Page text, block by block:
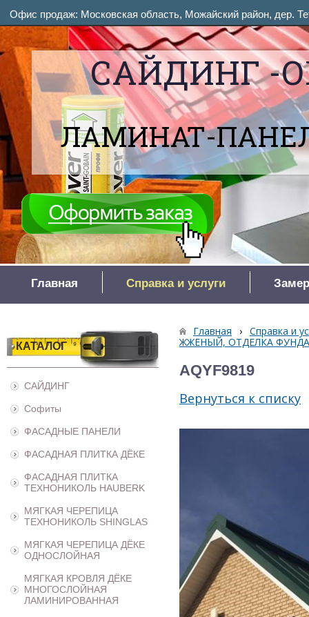
САЙДИНГ -
ЛАМИНАТ-
Офис продаж: Московская область, Можайский район, дер.
Главная Справка и услуги
КАТАЛОГ
САЙДИНГ
Софиты
ФАСАДНЫЕ ПАНЕЛИ
ФАСАДНАЯ ПЛИТКА ДЁКЕ
ФАСАДНАЯ ПЛИТКА
ТЕХНОНИКОЛЬ HAUBERK
МЯГКАЯ ЧЕРЕПИЦА
ТЕХНОНИКОЛЬ SHINGLAS
МЯГКАЯ ЧЕРЕПИЦА ДЁКЕ
ОДНОСЛОЙНАЯ
МЯГКАЯ КРОВЛЯ ДЁКЕ
МНОГОСЛОЙНАЯ
ЛАМИНИРОВАННАЯ
Главная › Справка и
ЖЖЕНЫЙ, ОТДЕЛКА
AQYF9819
Вернуться к списку